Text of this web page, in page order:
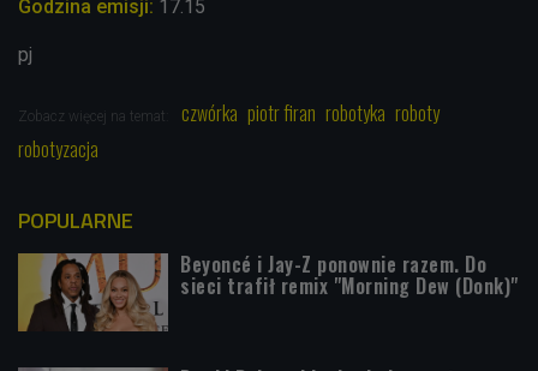
Godzina emisji: 17.15
pj
Zobacz więcej na temat: czwórka piotr firan robotyka roboty
robotyzacja
POPULARNE
Beyoncé i Jay-Z ponownie razem. Do
sieci trafił remix "Morning Dew (Donk)"